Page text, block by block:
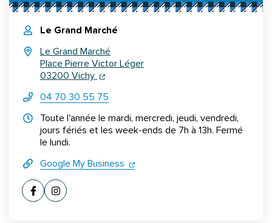
Le Grand Marché
Le Grand Marché
Place Pierre Victor Léger
03200 Vichy (ouverture dans un nouvel onglet)
(ouverture dans un nouvel onglet)
04 70 30 55 75
Horraires d'ouverture
Toute l'année le mardi, mercredi, jeudi, vendredi,
jours fériés et les week-ends de 7h à 13h. Fermé
le lundi.
Google My Business (ouverture dans un nouvel onglet)
(ouverture dans un nouvel